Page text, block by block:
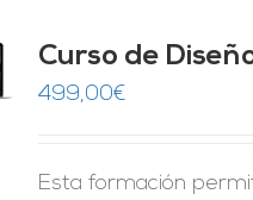
Curso de
499,00€
Esta formación